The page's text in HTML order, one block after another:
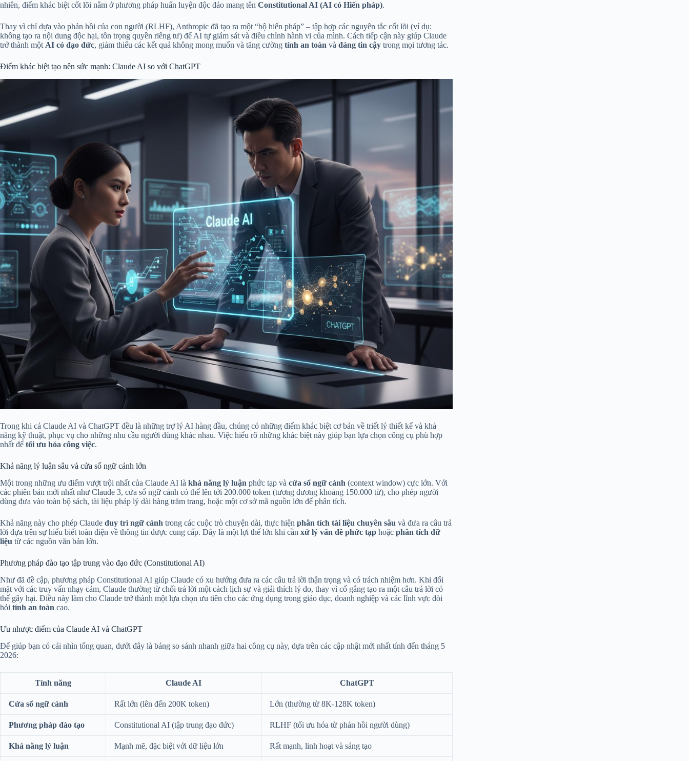
nhiên, điểm khác biệt cốt lõi nằm ở phương pháp huấn luyện độc đáo mang tên Constitutional AI (AI có Hiến pháp).
Thay vì chỉ dựa vào phản hồi của con người (RLHF), Anthropic đã tạo ra một “bộ hiến pháp” – tập hợp các nguyên tắc cốt lõi (ví dụ:
không tạo ra nội dung độc hại, tôn trọng quyền riêng tư) để AI tự giám sát và điều chỉnh hành vi của mình. Cách tiếp cận này giúp Claude
trở thành một AI có đạo đức, giảm thiểu các kết quả không mong muốn và tăng cường tính an toàn và đáng tin cậy trong mọi tương tác.
Điểm khác biệt tạo nên sức mạnh: Claude AI so với ChatGPT
Trong khi cả Claude AI và ChatGPT đều là những trợ lý AI hàng đầu, chúng có những điểm khác biệt cơ bản về triết lý thiết kế và khả
năng kỹ thuật, phục vụ cho những nhu cầu người dùng khác nhau. Việc hiểu rõ những khác biệt này giúp bạn lựa chọn công cụ phù hợp
nhất để tối ưu hóa công việc.
Khả năng lý luận sâu và cửa sổ ngữ cảnh lớn
Một trong những ưu điểm vượt trội nhất của Claude AI là khả năng lý luận phức tạp và cửa sổ ngữ cảnh (context window) cực lớn. Với
các phiên bản mới nhất như Claude 3, cửa sổ ngữ cảnh có thể lên tới 200.000 token (tương đương khoảng 150.000 từ), cho phép người
dùng đưa vào toàn bộ sách, tài liệu pháp lý dài hàng trăm trang, hoặc một cơ sở mã nguồn lớn để phân tích.
Khả năng này cho phép Claude duy trì ngữ cảnh trong các cuộc trò chuyện dài, thực hiện phân tích tài liệu chuyên sâu và đưa ra câu trả
lời dựa trên sự hiểu biết toàn diện về thông tin được cung cấp. Đây là một lợi thế lớn khi cần xử lý vấn đề phức tạp hoặc phân tích dữ
liệu từ các nguồn văn bản lớn.
Phương pháp đào tạo tập trung vào đạo đức (Constitutional AI)
Như đã đề cập, phương pháp Constitutional AI giúp Claude có xu hướng đưa ra các câu trả lời thận trọng và có trách nhiệm hơn. Khi đối
mặt với các truy vấn nhạy cảm, Claude thường từ chối trả lời một cách lịch sự và giải thích lý do, thay vì cố gắng tạo ra một câu trả lời có
thể gây hại. Điều này làm cho Claude trở thành một lựa chọn ưu tiên cho các ứng dụng trong giáo dục, doanh nghiệp và các lĩnh vực đòi
hỏi tính an toàn cao.
Ưu nhược điểm của Claude AI và ChatGPT
Để giúp bạn có cái nhìn tổng quan, dưới đây là bảng so sánh nhanh giữa hai công cụ này, dựa trên các cập nhật mới nhất tính đến tháng 5
2026:
Tính năng Claude AI ChatGPT
Cửa sổ ngữ cảnh Rất lớn (lên đến 200K token) Lớn (thường từ 8K-128K token)
Phương pháp đào tạo Constitutional AI (tập trung đạo đức) RLHF (tối ưu hóa từ phản hồi người dùng)
Khả năng lý luận Mạnh mẽ, đặc biệt với dữ liệu lớn Rất mạnh, linh hoạt và sáng tạo